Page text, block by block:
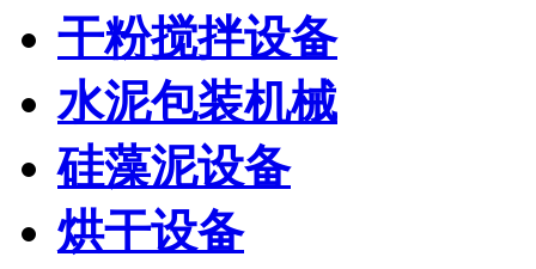
干粉搅拌设备
水泥包装机械
硅藻泥设备
烘干设备